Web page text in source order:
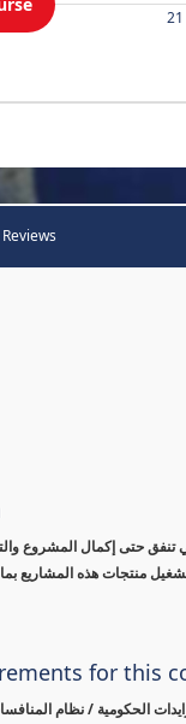
Reviews
تنفق حتى إكمال المشروع
منتجات هذه المشاريع
for this
الحكومية / نظام